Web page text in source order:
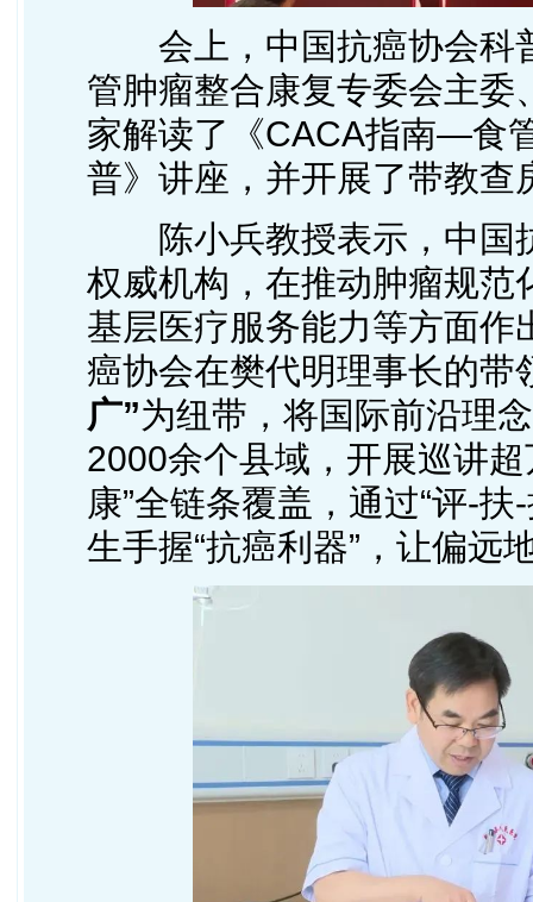
会上，中国抗癌协会科
管肿瘤整合康复专委会主
家解读了
《CACA指南—食
普》讲座，并开展了带教查
陈小兵教授表示，中国
权威机构，在推动肿瘤规范
基层医疗服务能力等方面
癌协会在樊代明理事长的带
广”为纽带，将国际前沿理
2000余个县域，开展巡讲
康”全链条覆盖，通过“评-
生手握“抗癌利器”，让偏远